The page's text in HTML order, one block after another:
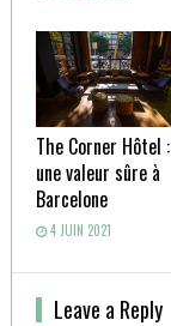
The Corner Hôtel :
une valeur sûre à
Barcelone
4 JUIN 2021
Leave a Reply